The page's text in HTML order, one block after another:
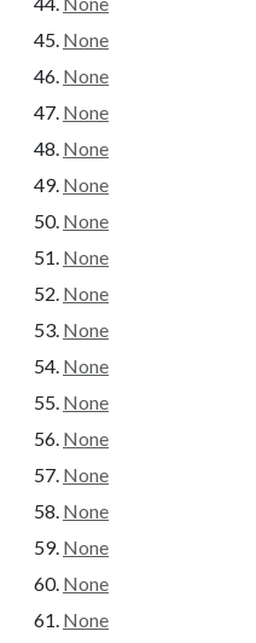
None
None
None
None
None
None
None
None
None
None
None
None
None
None
None
None
None